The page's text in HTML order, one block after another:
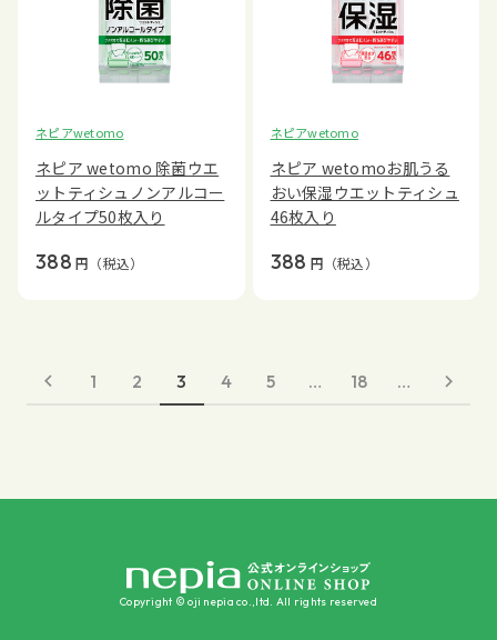
ネピアwetomo
ネピア wetomo 除菌ウエ
ットティシュノンアルコー
ルタイプ50枚入り
388 円 （税込）
ネピアwetomo
ネピア wetomoお肌うる
おい保湿ウエットティシュ
46枚入り
388 円 （税込）
1 2 3 4 5 … 18 …
Copyright © oji nepia co.,ltd. All rights reserved